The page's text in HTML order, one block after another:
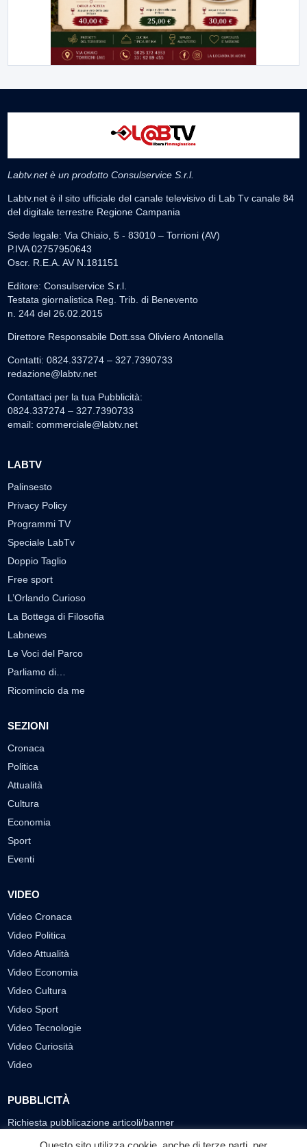
Labtv.net è un prodotto Consulservice S.r.l.
Labtv.net è il sito ufficiale del canale televisivo di Lab Tv canale 84
del digitale terrestre Regione Campania
Sede legale: Via Chiaio, 5 - 83010 – Torrioni (AV)
P.IVA 02757950643
Oscr. R.E.A. AV N.181151
Editore: Consulservice S.r.l.
Testata giornalistica Reg. Trib. di Benevento
n. 244 del 26.02.2015
Direttore Responsabile Dott.ssa Oliviero Antonella
Contatti: 0824.337274 – 327.7390733
redazione@labtv.net
Contattaci per la tua Pubblicità:
0824.337274 – 327.7390733
email: commerciale@labtv.net
LABTV
Palinsesto
Privacy Policy
Programmi TV
Speciale LabTv
Doppio Taglio
Free sport
L’Orlando Curioso
La Bottega di Filosofia
Labnews
Le Voci del Parco
Parliamo di…
Ricomincio da me
SEZIONI
Cronaca
Politica
Attualità
Cultura
Economia
Sport
Eventi
VIDEO
Video Cronaca
Video Politica
Video Attualità
Video Economia
Video Cultura
Video Sport
Video Tecnologie
Video Curiosità
Video
PUBBLICITÀ
Richiesta pubblicazione articoli/banner